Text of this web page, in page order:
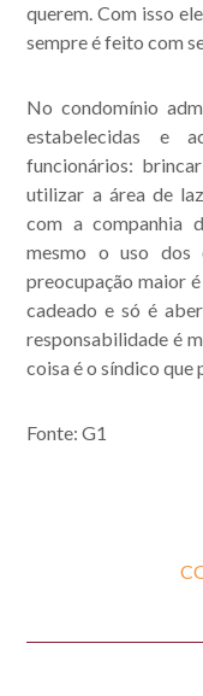
querem. Com isso
sempre é feito com
No condomínio
estabelecidas e
funcionários:
utilizar a área de
com a companhia
mesmo o uso dos
preocupação maior
cadeado e só é
responsabilidade é
coisa é o síndico que
Fonte: G1